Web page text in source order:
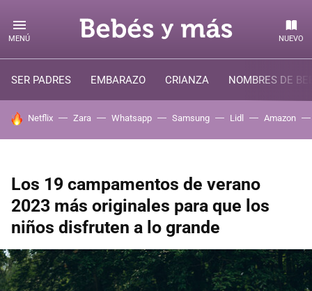
MENÚ NUEVO
SER PADRES EMBARAZO CRIANZA NOMBRES DE
HOY SE HABLA DE
Netflix Zara Whatsapp Samsung Lidl Amazon
Los 19 campamentos de verano
2023 más originales para que los
niños disfruten a lo grande